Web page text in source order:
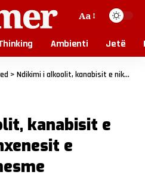
Aa
Ambienti Jetë
> Ndikimi i alkoolit, kanabisit e nikotines tek nxenesit e shkollave te mesme
kanabisit e
e